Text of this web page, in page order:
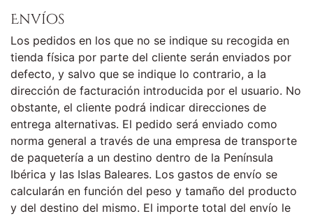
Envíos
Los pedidos en los que no se indique su recogida en
tienda física por parte del cliente serán enviados por
defecto, y salvo que se indique lo contrario, a la
dirección de facturación introducida por el usuario. No
obstante, el cliente podrá indicar direcciones de
entrega alternativas. El pedido será enviado como
norma general a través de una empresa de transporte
de paquetería a un destino dentro de la Península
Ibérica y las Islas Baleares. Los gastos de envío se
calcularán en función del peso y tamaño del producto
y del destino del mismo. El importe total del envío le